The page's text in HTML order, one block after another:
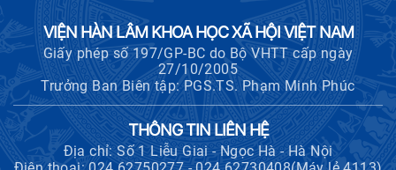
6 tháng đầu năm 2026: Thách thức,
động lực và triển vọng phát triển"
Hội nghị Ban Chỉ đạo về dữ liệu Viện
Hàn lâm Khoa học xã hội Việt Nam
VIỆN HÀN LÂM KHOA HỌC XÃ HỘI VIỆT NAM
Giấy phép số 197/GP-BC do Bộ VHTT cấp ngày
27/10/2005
Trưởng Ban Biên tập: PGS.TS. Phạm Minh Phúc
THÔNG TIN LIÊN HỆ
Địa chỉ: Số 1 Liễu Giai - Ngọc Hà - Hà Nội